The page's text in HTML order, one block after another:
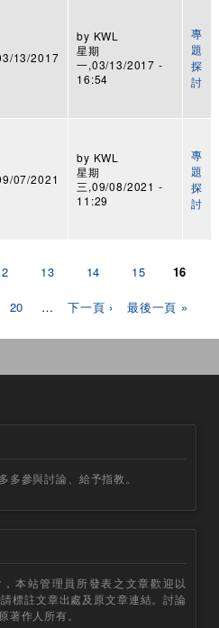
13/2017
by KWL
星期
一,03/13/2017 -
16:54
專
題
探
討
07/2021
by KWL
星期
三,09/08/2021 -
11:29
專
題
探
討
13 14 15 16
20 … 下一頁 › 最後一頁 »
多參與討論、給予指教。
本站管理員所發表之文章歡迎以
標註文章出處及原文章連結。討論
著作人所有。